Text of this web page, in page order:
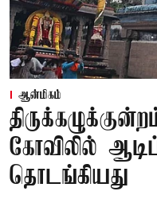
ஆன்மிகம்
கோவிலில்
தொடங்கியது